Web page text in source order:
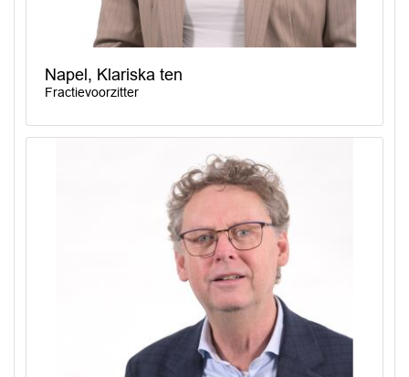
Napel, Klariska ten
Fractievoorzitter